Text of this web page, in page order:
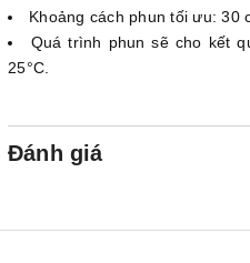
Khoảng cách phun tối ưu: 30
Quá trình phun sẽ cho kết
25°C.
Đánh giá